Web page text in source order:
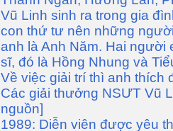
Vũ Linh sinh ra trong gia
con thứ tư nên những
anh là Anh Năm. Hai người
sĩ, đó là Hồng Nhung và
Về việc giải trí thì anh thích
Các giải thưởng NSƯT Vũ
nguồn]
1989: Diễn viên được yêu